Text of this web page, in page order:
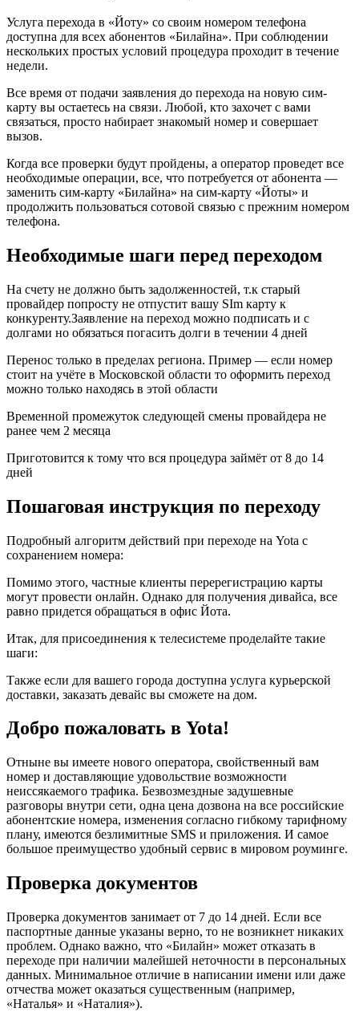
Услуга перехода в «Йоту» со своим номером телефона
доступна для всех абонентов «Билайна». При соблюдении
нескольких простых условий процедура проходит в течение
недели.
Все время от подачи заявления до перехода на новую сим-
карту вы остаетесь на связи. Любой, кто захочет с вами
связаться, просто набирает знакомый номер и совершает
вызов.
Когда все проверки будут пройдены, а оператор проведет все
необходимые операции, все, что потребуется от абонента —
заменить сим-карту «Билайна» на сим-карту «Йоты» и
продолжить пользоваться сотовой связью с прежним номером
телефона.
Необходимые шаги перед переходом
На счету не должно быть задолженностей, т.к старый
провайдер попросту не отпустит вашу SIm карту к
конкуренту.Заявление на переход можно подписать и с
долгами но обязаться погасить долги в течении 4 дней
Перенос только в пределах региона. Пример — если номер
стоит на учёте в Московской области то оформить переход
можно только находясь в этой области
Временной промежуток следующей смены провайдера не
ранее чем 2 месяца
Приготовится к тому что вся процедура займёт от 8 до 14
дней
Пошаговая инструкция по переходу
Подробный алгоритм действий при переходе на Yota с
сохранением номера:
Помимо этого, частные клиенты перерегистрацию карты
могут провести онлайн. Однако для получения дивайса, все
равно придется обращаться в офис Йота.
Итак, для присоединения к телесистеме проделайте такие
шаги:
Также если для вашего города доступна услуга курьерской
доставки, заказать девайс вы сможете на дом.
Добро пожаловать в Yota!
Отныне вы имеете нового оператора, свойственный вам
номер и доставляющие удовольствие возможности
неиссякаемого трафика. Безвозмездные задушевные
разговоры внутри сети, одна цена дозвона на все российские
абонентские номера, изменения согласно гибкому тарифному
плану, имеются безлимитные SMS и приложения. И самое
большое преимущество удобный сервис в мировом роуминге.
Проверка документов
Проверка документов занимает от 7 до 14 дней. Если все
паспортные данные указаны верно, то не возникнет никаких
проблем. Однако важно, что «Билайн» может отказать в
переходе при наличии малейшей неточности в персональных
данных. Минимальное отличие в написании имени или даже
отчества может оказаться существенным (например,
«Наталья» и «Наталия»).